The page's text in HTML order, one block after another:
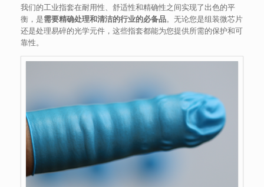
我们的工业指套在耐用性、舒适性和精确性之间实现了出色的平
衡，是需要精确处理和清洁的行业的必备品。无论您是组装微芯片
还是处理易碎的光学元件，这些指套都能为您提供所需的保护和可
靠性。